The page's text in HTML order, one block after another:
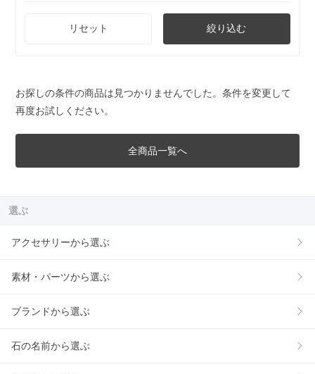
リセット 絞り込む
お探しの条件の商品は見つかりませんでした。条件を変更して
再度お試しください。
全商品一覧へ
選ぶ
アクセサリーから選ぶ
素材・パーツから選ぶ
ブランドから選ぶ
石の名前から選ぶ